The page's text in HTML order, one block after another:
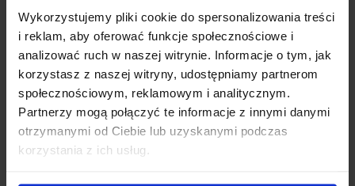
Wykorzystujemy pliki cookie do spersonalizowania treści
i reklam, aby oferować funkcje społecznościowe i
analizować ruch w naszej witrynie. Informacje o tym, jak
korzystasz z naszej witryny, udostępniamy partnerom
społecznościowym, reklamowym i analitycznym.
Partnerzy mogą połączyć te informacje z innymi danymi
otrzymanymi od Ciebie lub uzyskanymi podczas
korzystania z ich usług.
PODCZERWIENI 38 KHZ
Typ układu: Odbiornik podczerwieni
Częstotliwość nośnej: 38 kHz
Napięcie zasilania: 5 V
Dioda sygnalizująca odbierany sygnał
Typ sygnału wyjściowego: sygnał cyfrowy
Długość fali centrum podczerwieni: około 850nm-840nm
Odległość odbioru do 10 metrów